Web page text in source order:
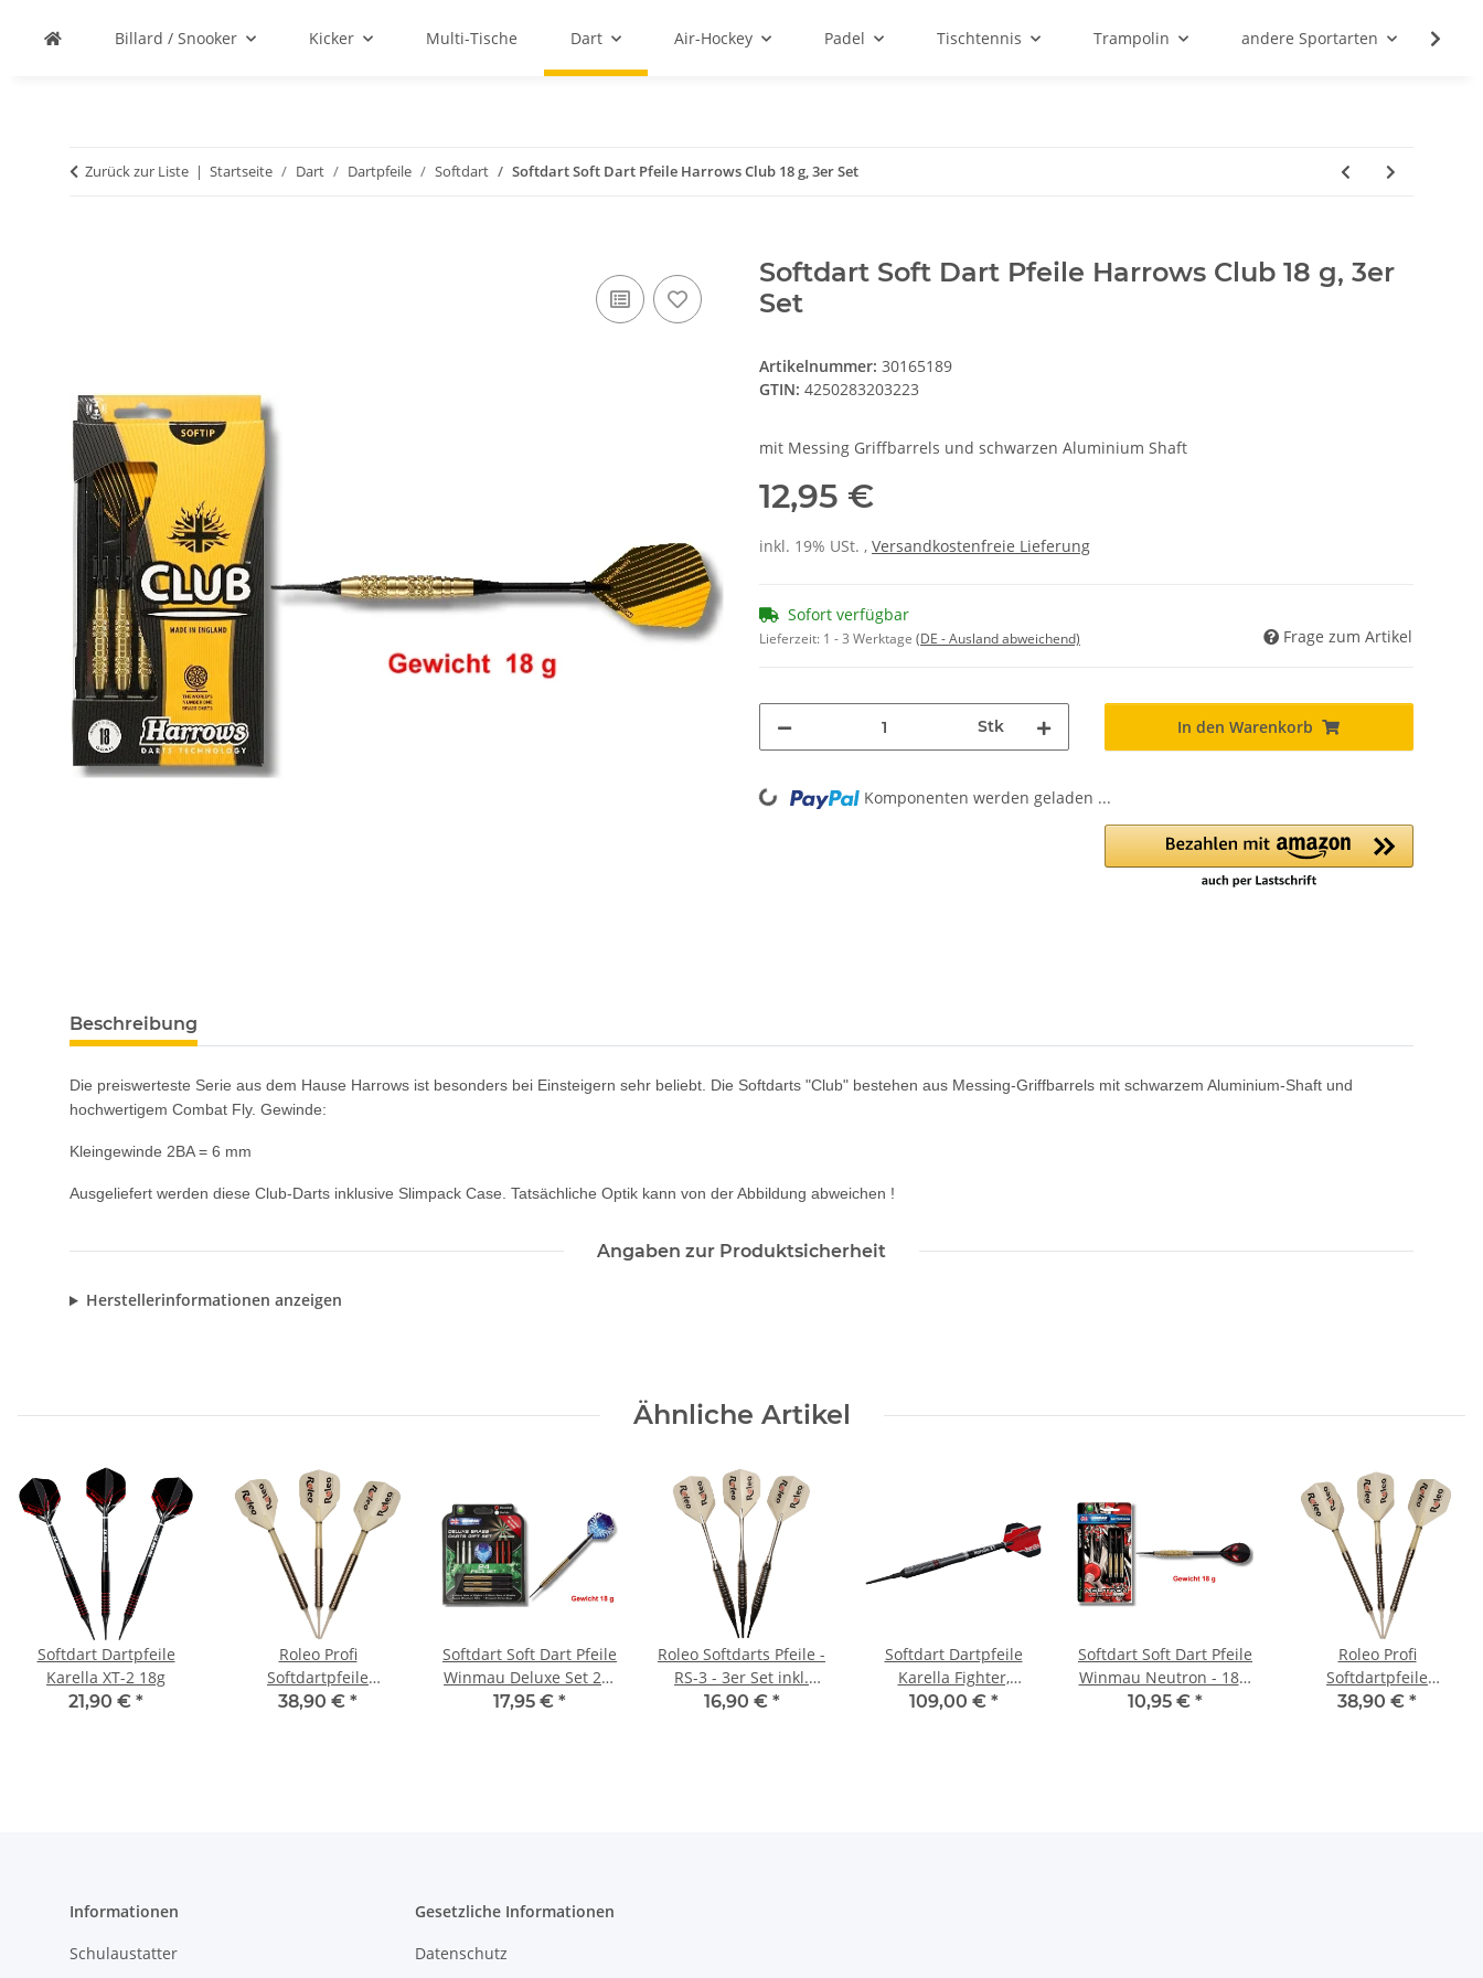
Billard / Snooker Kicker Multi-Tische Dart Air-Hockey Padel Tischtennis Trampolin andere Sportarten
Zurück zur Liste Startseite Dart Dartpfeile Softdart Softdart Soft Dart Pfeile Harrows Club 18 g, 3er Set
Softdart Soft Dart Pfeile Harrows Club 18 g, 3er
Set
Artikelnummer: 30165189
GTIN: 4250283203223
mit Messing Griffbarrels und schwarzen Aluminium Shaft
12,95 €
inkl. 19% USt. , Versandkostenfreie Lieferung
Sofort verfügbar
Lieferzeit: 1 - 3 Werktage (DE - Ausland abweichend) Frage zum Artikel
Stk In den Warenkorb
Loading... Komponenten werden geladen ...
Beschreibung
Die preiswerteste Serie aus dem Hause Harrows ist besonders bei Einsteigern sehr beliebt. Die Softdarts "Club" bestehen aus Messing-Griffbarrels mit schwarzem Aluminium-Shaft und
hochwertigem Combat Fly. Gewinde:
Kleingewinde 2BA = 6 mm
Ausgeliefert werden diese Club-Darts inklusive Slimpack Case. Tatsächliche Optik kann von der Abbildung abweichen !
Angaben zur Produktsicherheit
Herstellerinformationen anzeigen
Ähnliche Artikel
Softdart Dartpfeile
Karella XT-2 18g
21,90 € *
Roleo Profi
Softdartpfeile
Professional RSP-1 -
38,90 € *
Softdart Soft Dart Pfeile
Winmau Deluxe Set 24-
teilig - 18 g
17,95 € *
Roleo Softdarts Pfeile -
RS-3 - 3er Set inkl.
Dartbox - 18g
16,90 € *
Softdart Dartpfeile
Karella Fighter,
schwarz, 90% Tungsten
109,00 € *
Softdart Soft Dart Pfeile
Winmau Neutron - 18 g
- 3er Set
10,95 € *
Roleo Profi
Softdartpfeile
Professional RSP-2 -
38,90 € *
Informationen
Schulaustatter
Gesetzliche Informationen
Datenschutz